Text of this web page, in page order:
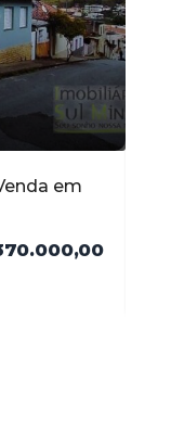
Centro à